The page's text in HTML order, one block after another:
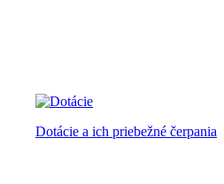
Dotácie a ich priebežné čerpania